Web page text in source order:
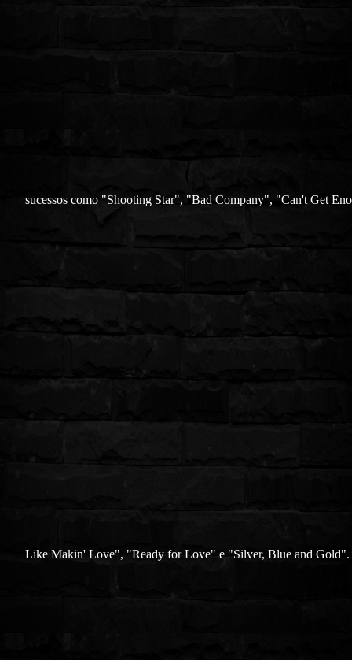
sucessos como "Shooting Star", "Bad Company", "Can't Get
Like Makin' Love", "Ready for Love" e "Silver, Blue and Gold".